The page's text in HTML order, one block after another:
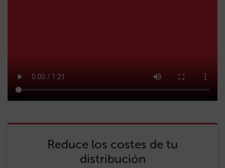
Reduce los costes de tu
distribución